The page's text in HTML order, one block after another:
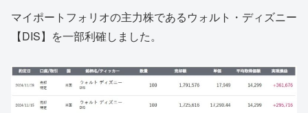
マイポートフォリオの主力株であるウォルト・ディズニー
【DIS】を一部利確しました。